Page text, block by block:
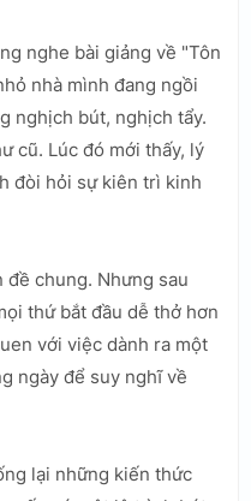
nghe bài giảng về "Tôn
nhà mình đang ngồi
nghịch bút, nghịch tẩy.
cũ. Lúc đó mới thấy, lý
đòi hỏi sự kiên trì kinh
đề chung. Nhưng sau
thứ bắt đầu dễ thở hơn
với việc dành ra một
ngày để suy nghĩ về
lại những kiến thức